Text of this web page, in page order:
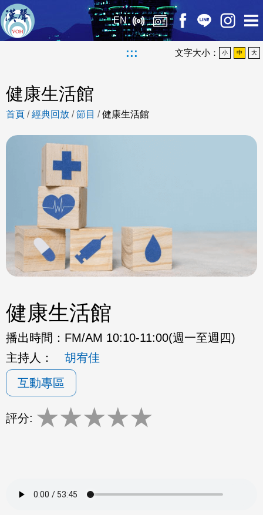
EN
::: 文字大小： 小 中 大
健康生活館
首頁 /經典回放 /節目 /健康生活館
健康生活館
播出時間： FM/AM 10:10-11:00(週一至週四)
主持人：
胡宥佳
互動專區
評分: ★★★★★